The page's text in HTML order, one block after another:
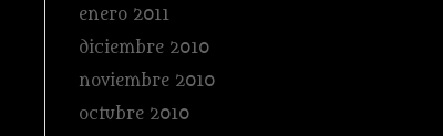
enero 2011
diciembre 2010
noviembre 2010
octubre 2010